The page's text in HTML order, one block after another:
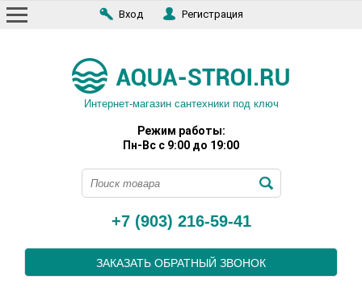
Вход Регистрация
Интернет-магазин сантехники под ключ
Режим работы:
Пн-Вс с 9:00 до 19:00
+7 (903) 216-59-41
ЗАКАЗАТЬ ОБРАТНЫЙ ЗВОНОК